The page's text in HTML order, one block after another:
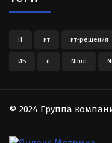
IT ит ит-решения
ИБ it Nihol
© 2024 Группа